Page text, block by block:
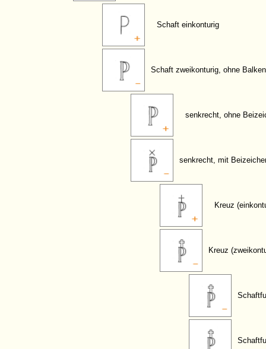
Schaft einkonturig
Schaft zweikonturig, ohne Balken
senkrecht, ohne
senkrecht, mit
Kreuz
Kreuz